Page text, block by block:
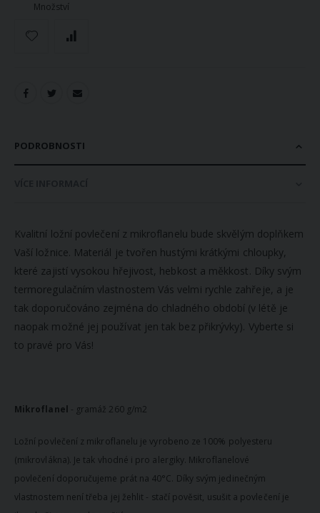
Množství
PODROBNOSTI
Kvalitní ložní povlečení z mikroflanelu bude skvělým doplňkem
Vaší ložnice. Materiál je tvořen hustými krátkými chloupky,
které zajistí vysokou hřejivost, hebkost a měkkost. Díky svým
termoregulačním vlastnostem Vás velmi rychle zahřeje, a je
tak doporučováno zejména do chladného období (v létě je
naopak možné jej používat jen tak bez přikrývky). Vyberte si
to pravé pro Vás!
Mikroflanel - gramáž 260 g/m2
Ložní povlečení z mikroflanelu je vyrobeno ze 100% polyesteru
(mikrovlákna). Je tak vhodné i pro alergiky. Mikroflanelové
povlečení doporučujeme prát na 40°C. Díky svým jedinečným
vlastnostem není třeba jej žehlit - stačí pověsit, usušit a povlečení je